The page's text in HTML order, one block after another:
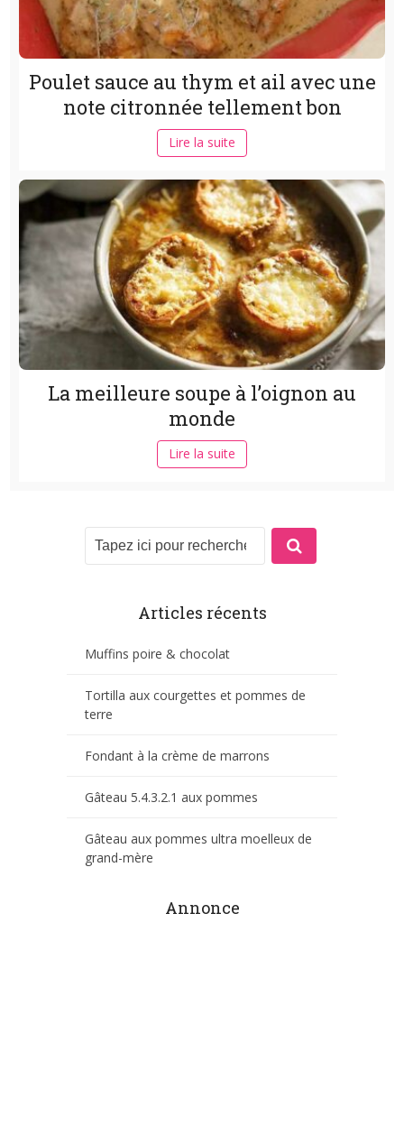
Poulet sauce au thym et ail avec une
note citronnée tellement bon
Lire la suite
La meilleure soupe à l’oignon au
monde
Lire la suite
Articles récents
Muffins poire & chocolat
Tortilla aux courgettes et pommes de
terre
Fondant à la crème de marrons
Gâteau 5.4.3.2.1 aux pommes
Gâteau aux pommes ultra moelleux de
grand-mère
Annonce